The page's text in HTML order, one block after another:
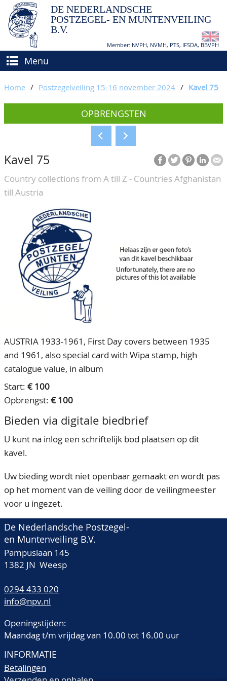
DE NEDERLANDSCHE
POSTZEGEL- EN MUNTENVEILING
B.V.
Member: NVPH, NVMH, PTS, IFSDA, BBVPH
Menu
(VER)KOPEN
Hoe verkopen?
Voorwaarden
BIEDEN
CATALOGI/OPBRENGSTEN
KEURINGSDIENST
OVER ONS
Ons Team
80 jarig bestaan
CONTACT
ACCOUNT
Home / Postzegelveiling 15-16 november 2024 / Kavel 75
OPBRENGSTEN
Kavel 75
Country collections from A till Z - Countries Afghanistan
till Austria
AUSTRIA 1933-1961, First Day covers between 1935
and 1961, also special card with Wipa stamp, high
catalogue value, in album
Start: € 100
Opbrengst: € 100
Bieden via digitale biedbrief
U kunt na inlog een schriftelijk bod plaatsen op dit
kavel.
Uw bieding wordt niet openbaar gemaakt en wordt pas
op het moment van de veiling door de veilingmeester
voor u ingezet.
De Nederlandsche Postzegel-
en Muntenveiling B.V.
Pampuslaan 145
1382 JN Weesp
0294 433 020
info@npv.nl
Openingstijden:
Maandag t/m vrijdag van 10.00 tot 16.00 uur
INFORMATIE
Betalingen